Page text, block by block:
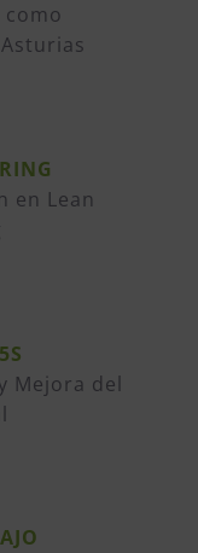
en Lean
Mejora del